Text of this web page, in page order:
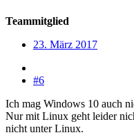
Teammitglied
23. März 2017
#6
Ich mag Windows 10 auch
Nur mit Linux geht leider
nicht unter Linux.